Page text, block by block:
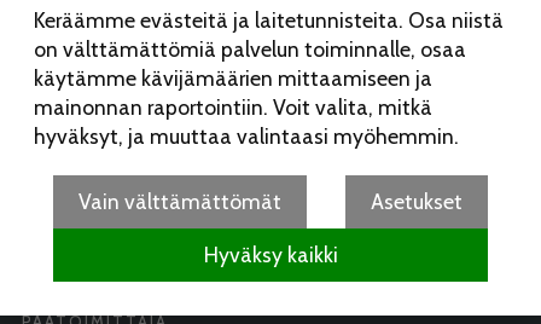
Toimitus:
Vuosaari-lehti
Merikorttikuja 6 E
00960 Helsinki
Puh:
050 462 9702
vuosaarilehti(at)vuosaarilehti.fi
Keräämme evästeitä ja laitetunnisteita. Osa niistä
on välttämättömiä palvelun toiminnalle, osaa
käytämme kävijämäärien mittaamiseen ja
mainonnan raportointiin. Voit valita, mitkä
hyväksyt, ja muuttaa valintaasi myöhemmin.
Vain välttämättömät Asetukset
Hyväksy kaikki